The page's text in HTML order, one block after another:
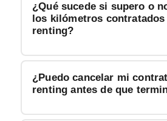
¿Qué sucede si supero o
los kilómetros contratados
renting?
¿Puedo cancelar mi
renting antes de que